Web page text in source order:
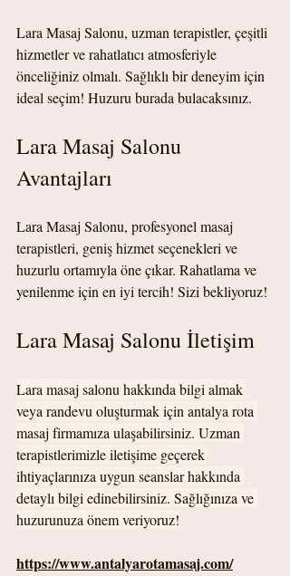
Lara Masaj Salonu, uzman terapistler, çeşitli
hizmetler ve rahatlatıcı atmosferiyle
önceliğiniz olmalı. Sağlıklı bir deneyim için
ideal seçim! Huzuru burada bulacaksınız.
Lara Masaj Salonu
Avantajları
Lara Masaj Salonu, profesyonel masaj
terapistleri, geniş hizmet seçenekleri ve
huzurlu ortamıyla öne çıkar. Rahatlama ve
yenilenme için en iyi tercih! Sizi bekliyoruz!
Lara Masaj Salonu İletişim
Lara masaj salonu hakkında bilgi almak
veya randevu oluşturmak için antalya rota
masaj firmamıza ulaşabilirsiniz. Uzman
terapistlerimizle iletişime geçerek
ihtiyaçlarınıza uygun seanslar hakkında
detaylı bilgi edinebilirsiniz. Sağlığınıza ve
huzurunuza önem veriyoruz!
https://www.antalyarotamasaj.com/